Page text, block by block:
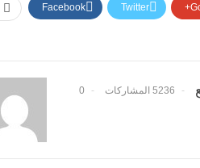
Facebook Twitter
5236 المشاركات 0